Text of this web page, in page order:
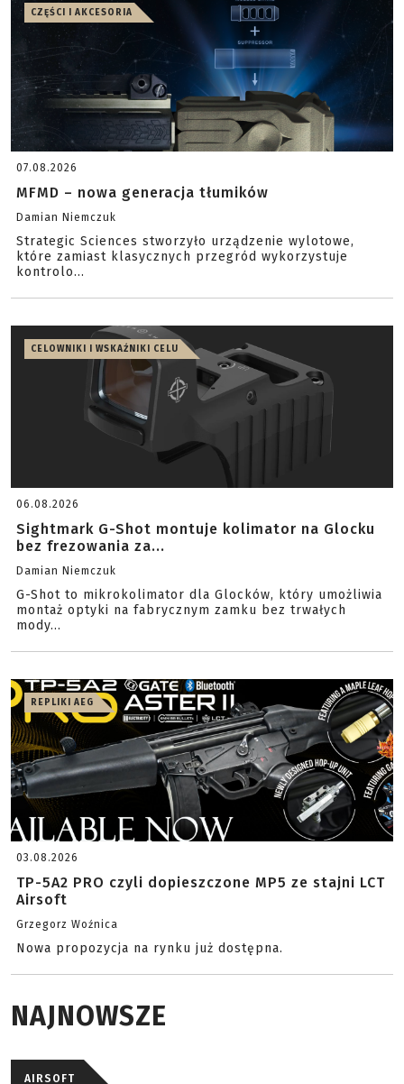
CZĘŚCI I AKCESORIA
07.08.2026
MFMD – nowa generacja tłumików
Damian Niemczuk
Strategic Sciences stworzyło urządzenie wylotowe,
które zamiast klasycznych przegród wykorzystuje
kontrolo...
CELOWNIKI I WSKAŹNIKI CELU
06.08.2026
Sightmark G-Shot montuje kolimator na Glocku
bez frezowania za...
Damian Niemczuk
G-Shot to mikrokolimator dla Glocków, który umożliwia
montaż optyki na fabrycznym zamku bez trwałych
mody...
REPLIKI AEG
03.08.2026
TP-5A2 PRO czyli dopieszczone MP5 ze stajni LCT
Airsoft
Grzegorz Woźnica
Nowa propozycja na rynku już dostępna.
NAJNOWSZE
AIRSOFT